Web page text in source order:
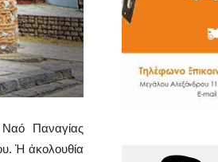
Ναό Παναγίας
Ἡ ἀκολουθία